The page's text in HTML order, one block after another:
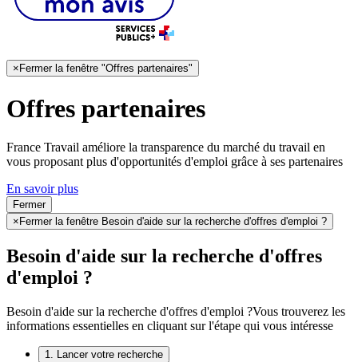
× Fermer la fenêtre "Offres partenaires"
Offres partenaires
France Travail améliore la transparence du marché du travail en
vous proposant plus d'opportunités d'emploi grâce à ses partenaires
En savoir plus
Fermer
× Fermer la fenêtre Besoin d'aide sur la recherche d'offres d'emploi ?
Besoin d'aide sur la recherche d'offres
d'emploi ?
Besoin d'aide sur la recherche d'offres d'emploi ?Vous trouverez les
informations essentielles en cliquant sur l'étape qui vous intéresse
1. Lancer votre recherche